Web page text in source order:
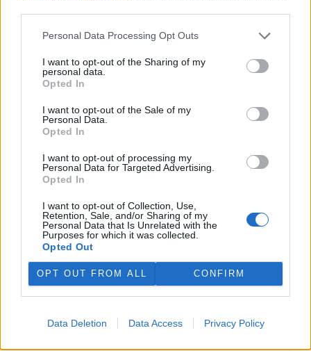
Personal Data Processing Opt Outs
I want to opt-out of the Sharing of my
personal data.
Opted In
I want to opt-out of the Sale of my
Personal Data.
Opted In
I want to opt-out of processing my
Personal Data for Targeted Advertising.
Opted In
I want to opt-out of Collection, Use,
Retention, Sale, and/or Sharing of my
Personal Data that Is Unrelated with the
Purposes for which it was collected.
Opted Out
OPT OUT FROM ALL CONFIRM
Data Deletion Data Access Privacy Policy
aplikace glyfosátu zakázaná, vyjma předsklizňových
aplikací, s čímž osobně souhlasím, vyjma
odůvodnitelných případů.
Odpovědět
JP Jaroslav Pokorný
Reaguje na pavel peregrin
Známý bloger Vidlák, který pracoval u sila, k
dozrání a zaschnutí zrna. Když se desikovat nyní
nesmí, je v zrnu moc zrn nevyvinutých,
plesniví. Aby se tomu zabránilo, jsou buňky sila
zaplynovány jinými jedy. To ale že nikdo neví. Tak
si můžete vybrat.
pp pavel peregrin 26.6.2026 21:23
Víte, ono je to jinak. Desikace pšenice se
používala tam, kde nebyla zvládnuta základní